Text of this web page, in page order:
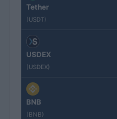
Tether
(USDT)
USDEX
(USDEX)
BNB
(BNB)